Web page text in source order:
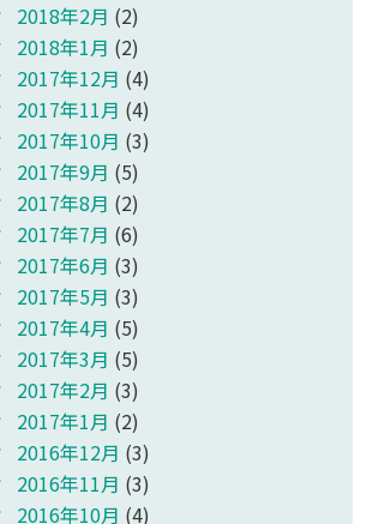
2018年2月 (2)
2018年1月 (2)
2017年12月 (4)
2017年11月 (4)
2017年10月 (3)
2017年9月 (5)
2017年8月 (2)
2017年7月 (6)
2017年6月 (3)
2017年5月 (3)
2017年4月 (5)
2017年3月 (5)
2017年2月 (3)
2017年1月 (2)
2016年12月 (3)
2016年11月 (3)
2016年10月 (4)